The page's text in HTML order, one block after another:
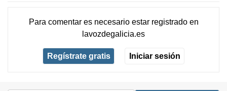
Para comentar es necesario estar registradoen
lavozdegalicia.es
Regístrate gratis Iniciar sesión